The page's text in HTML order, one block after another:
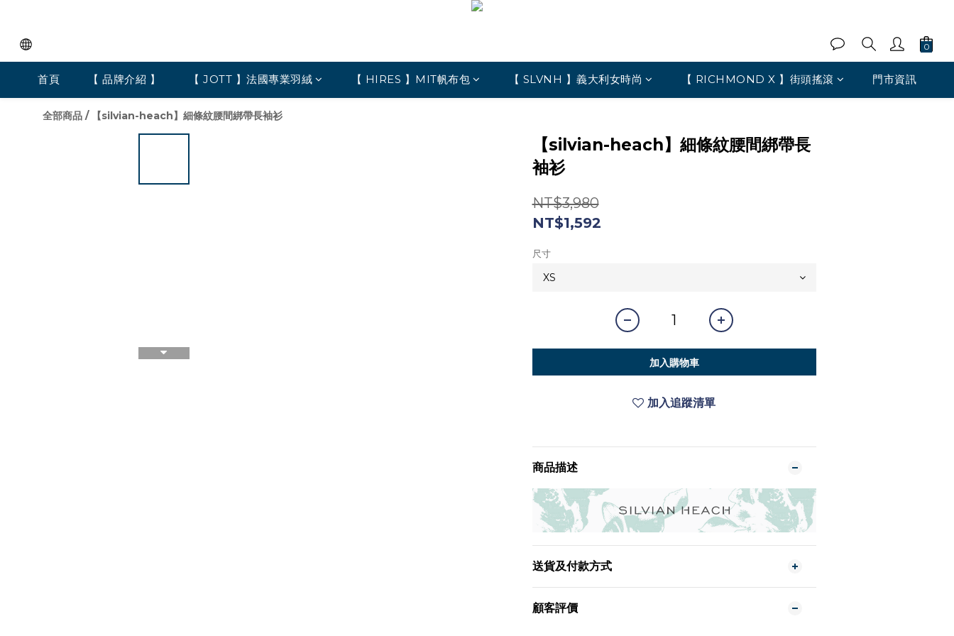
首頁 【 品牌介紹 】 【 JOTT 】法國專業羽絨 【 HIRES 】MIT帆布包 【 SLVNH 】義大利女時尚 【 RICHMOND X 】街頭搖滾 門市資訊
全部商品 / 【silvian-heach】細條紋腰間綁帶長袖衫
【silvian-heach】細條紋腰間綁帶長
袖衫
NT$3,980
NT$1,592
尺寸
加入購物車
加入追蹤清單
商品描述
送貨及付款方式
顧客評價